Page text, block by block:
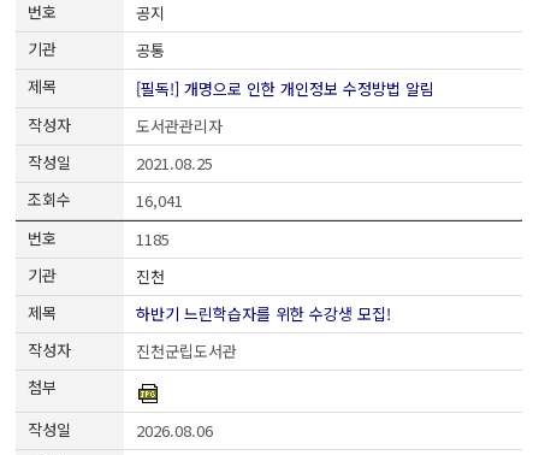
공지
공통
[필독!] 개명으로 인한 개인정보 수정방법 알림
도서관관리자
2021.08.25
16,041
1185
진천
하반기 느린학습자를 위한 수강생 모집!
진천군립도서관
2026.08.06